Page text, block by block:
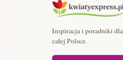
Inspiracja i poradniki
całej Polsce.